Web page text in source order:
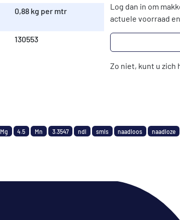
0,88 kg per mtr
130553
Log dan in om
actuele voorraad
Zo niet, kunt u zich
Mg 4.5 Mn 3.3547 ndl smls naadloos naadloze